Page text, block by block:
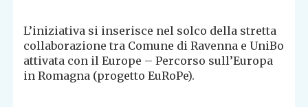
L’iniziativa si inserisce nel solco della stretta
collaborazione tra Comune di Ravenna e UniBo
attivata con il Europe – Percorso sull’Europa
in Romagna (progetto EuRoPe).